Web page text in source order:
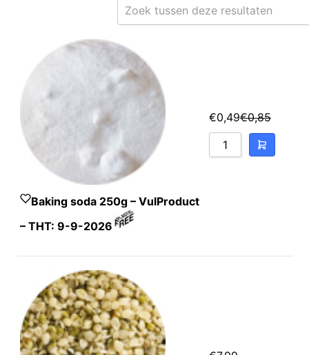
Sorteer op prijs (laag naar hoog)
Sorteer op prijs (hoog naar laag)
Sorteer op naam A-Z
Sorteer op naam Z-A
Baking soda 250g – VulProduct
– THT: 9-9-2026
€0,49€0,85